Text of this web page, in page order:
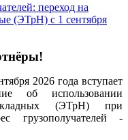
переход на
(ЭТрН) с 1 сентября
2026 года вступает
об использовании
(ЭТрН) при
грузополучателей -